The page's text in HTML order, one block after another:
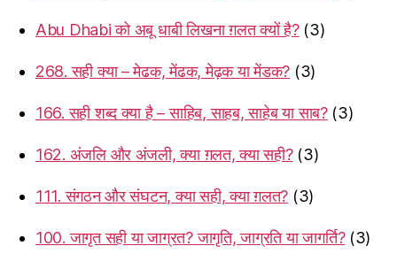
Abu Dhabi को अबू धाबी लिखना ग़लत क्यों है? (3)
268. सही क्या – मेढक, मेंढक, मेढ़क या मेंडक? (3)
166. सही शब्द क्या है – साहिब, साहब, साहेब या साब? (3)
162. अंजलि और अंजली, क्या ग़लत, क्या सही? (3)
111. संगठन और संघटन, क्या सही, क्या ग़लत? (3)
100. जागृत सही या जाग्रत? जागृति, जाग्रति या जागर्ति? (3)